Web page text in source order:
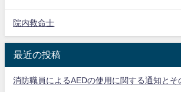
院内救命士
最近の投稿
消防職員によるAEDの使用に関する通知とそ